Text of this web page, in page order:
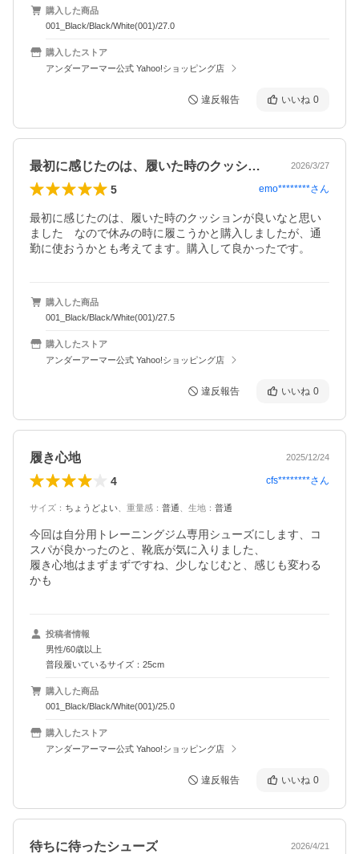
購入した商品
001_Black/Black/White(001)/27.0
購入したストア
アンダーアーマー公式 Yahoo!ショッピング店
違反報告 いいね 0
最初に感じたのは、履いた時のクッション… 2026/3/27
5 emo********さん
最初に感じたのは、履いた時のクッションが良いなと思い
ました　なので休みの時に履こうかと購入しましたが、通
購入した商品
001_Black/Black/White(001)/27.5
購入したストア
アンダーアーマー公式 Yahoo!ショッピング店
違反報告 いいね 0
履き心地 2025/12/24
4 cfs********さん
サイズ ： ちょうどよい 重量感 ： 普通 生地 ： 普通
今回は自分用トレーニングジム専用シューズにします、コ
スパが良かったのと、靴底が気に入りました、
履き心地はまずまずですね、少しなじむと、感じも変わる
かも
投稿者情報
男性/60歳以上
普段履いているサイズ：25cm
購入した商品
001_Black/Black/White(001)/25.0
購入したストア
アンダーアーマー公式 Yahoo!ショッピング店
違反報告 いいね 0
待ちに待ったシューズ 2026/4/21